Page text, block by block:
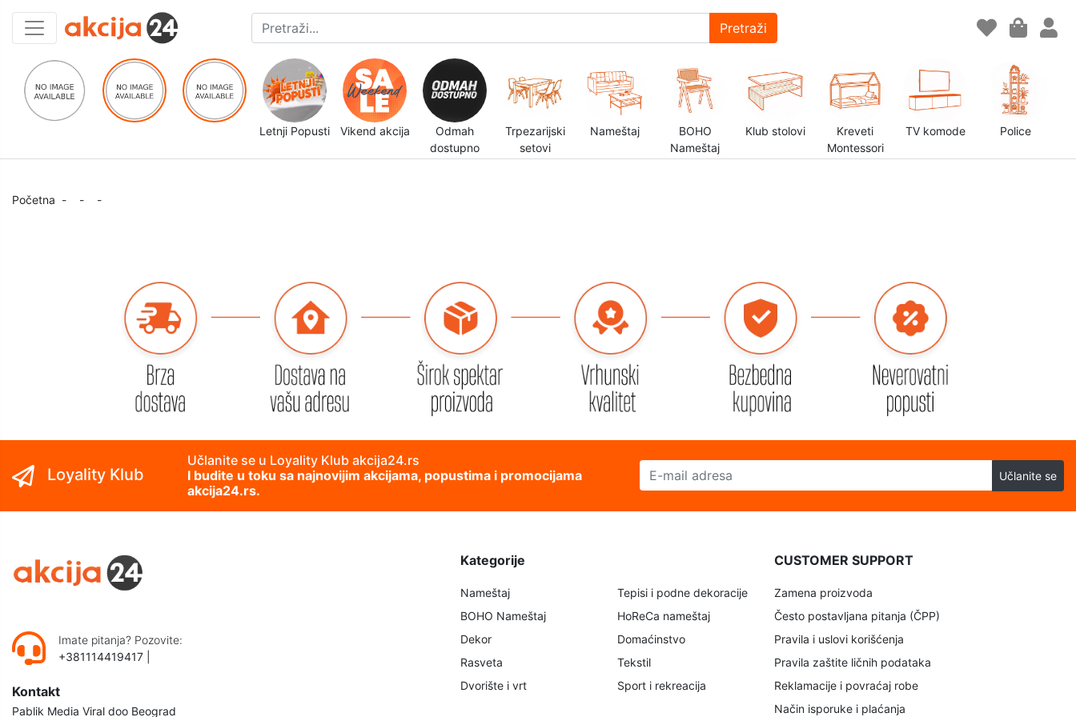
Pretraži
Letnji Popusti Vikend akcija
Odmah
dostupno
Trpezarijski
setovi
Nameštaj
BOHO
Nameštaj
Klub stolovi
Kreveti
Montessori
TV komode Police
Početna - - -
Loyality Klub
Učlanite se u Loyality Klub akcija24.rs
I budite u toku sa najnovijim akcijama, popustima i promocijama
akcija24.rs.
E-mail adresa
Učlanite se
Imate pitanja? Pozovite:
+381114419417
Kontakt
Pablik Media Viral doo Beograd
Kategorije
Nameštaj
BOHO Nameštaj
Dekor
Rasveta
Dvorište i vrt
Tepisi i podne dekoracije
HoReCa nameštaj
Domaćinstvo
Tekstil
Sport i rekreacija
CUSTOMER SUPPORT
Zamena proizvoda
Često postavljana pitanja (ČPP)
Pravila i uslovi korišćenja
Pravila zaštite ličnih podataka
Reklamacije i povraćaj robe
Način isporuke i plaćanja